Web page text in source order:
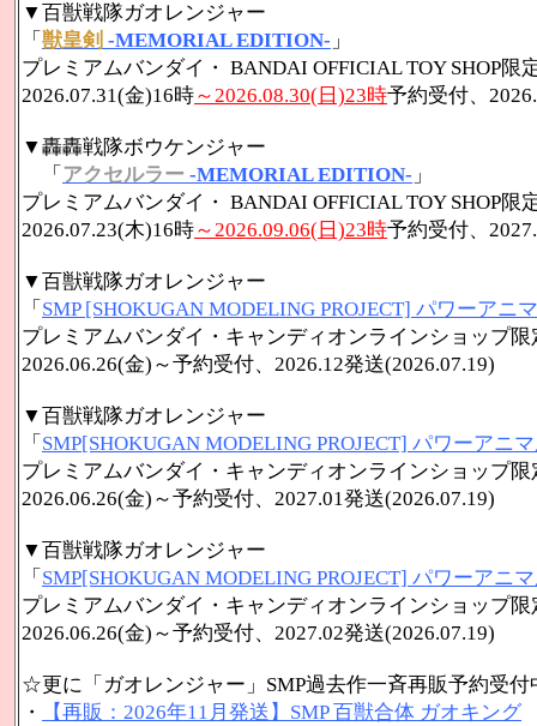
▼百獣戦隊ガオレンジャー
「 獣皇剣 -MEMORIAL EDITION- 」
プレミアムバンダイ・ BANDAI OFFICIAL TOY SHOP限
2026.07.31(金)16時～2026.08.30(日)23時予約受付、
▼轟轟戦隊ボウケンジャー
「 アクセルラー -MEMORIAL EDITION- 」
プレミアムバンダイ・ BANDAI OFFICIAL TOY SHOP限
2026.07.23(木)16時～2026.09.06(日)23時予約受付、
▼百獣戦隊ガオレンジャー
「 SMP [SHOKUGAN MODELING PROJECT] パワーアニ
プレミアムバンダイ・キャンディオンラインショップ
2026.06.26(金)～予約受付、2026.12発送(2026.07.19)
▼百獣戦隊ガオレンジャー
「 SMP[SHOKUGAN MODELING PROJECT] パワーアニ
プレミアムバンダイ・キャンディオンラインショップ
2026.06.26(金)～予約受付、2027.01発送(2026.07.19)
▼百獣戦隊ガオレンジャー
「 SMP[SHOKUGAN MODELING PROJECT] パワーアニ
プレミアムバンダイ・キャンディオンラインショップ
2026.06.26(金)～予約受付、2027.02発送(2026.07.19)
☆更に「ガオレンジャー」SMP過去作一斉再販予約受付
・
【再販：2026年11月発送】SMP 百獣合体 ガオキング